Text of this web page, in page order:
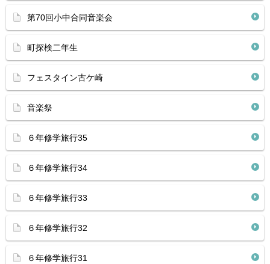
第70回小中合同音楽会
町探検二年生
フェスタイン古ケ崎
音楽祭
６年修学旅行35
６年修学旅行34
６年修学旅行33
６年修学旅行32
６年修学旅行31